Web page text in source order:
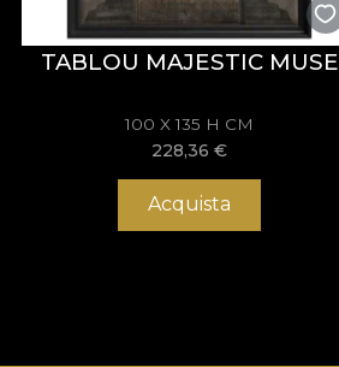
TABLOU MAJESTIC MUSE
100 X 135 H CM
228,36€
Acquista